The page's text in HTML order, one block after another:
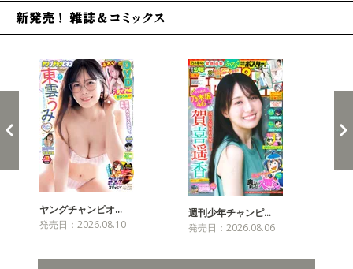
ヤングチャンピオ…
発売日：2026.08.10
週刊少年チャンピ…
発売日：2026.08.06